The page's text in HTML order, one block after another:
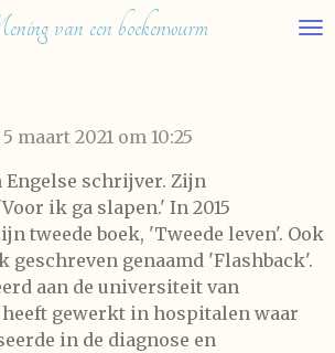
van een boekenwurm
maart 2021 om 10:25
Engelse schrijver. Zijn
ik ga slapen.' In 2015
tweede boek, 'Tweede leven'. Ook
geschreven genaamd 'Flashback'.
aan de universiteit van
gewerkt in hospitalen waar
in de diagnose en